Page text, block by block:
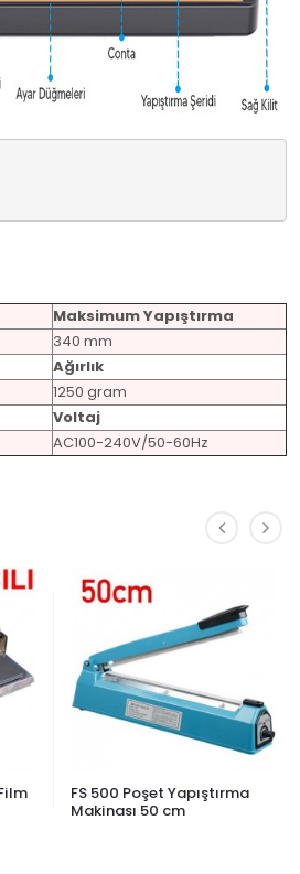
Maksimum Yapıştırma
340 mm
Ağırlık
1250 gram
Voltaj
AC100-240V/50-60Hz
HI 750 Poşet Yapıştırma
Makinası 75 cm